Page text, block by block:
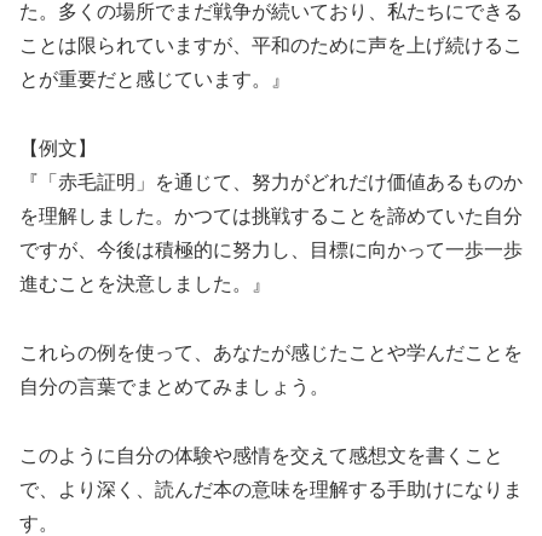
た。多くの場所でまだ戦争が続いており、私たちにできる
ことは限られていますが、平和のために声を上げ続けるこ
とが重要だと感じています。』
【例文】
『「赤毛証明」を通じて、努力がどれだけ価値あるものか
を理解しました。かつては挑戦することを諦めていた自分
ですが、今後は積極的に努力し、目標に向かって一歩一歩
進むことを決意しました。』
これらの例を使って、あなたが感じたことや学んだことを
自分の言葉でまとめてみましょう。
このように自分の体験や感情を交えて感想文を書くこと
で、より深く、読んだ本の意味を理解する手助けになりま
す。